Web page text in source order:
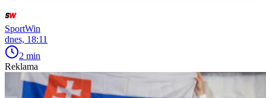
SportWin
dnes, 18:11
2 min
Reklama